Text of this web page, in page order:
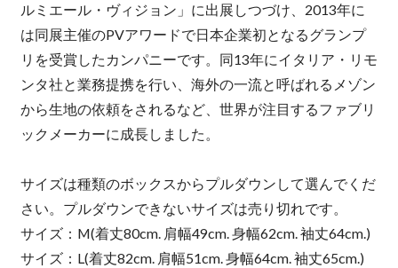
ルミエール・ヴィジョン」に出展しつづけ、2013年に
は同展主催のPVアワードで日本企業初となるグランプ
リを受賞したカンパニーです。同13年にイタリア・リモ
ンタ社と業務提携を行い、海外の一流と呼ばれるメゾン
から生地の依頼をされるなど、世界が注目するファブリ
ックメーカーに成長しました。
サイズは種類のボックスからプルダウンして選んでくだ
さい。プルダウンできないサイズは売り切れです。
サイズ：M(着丈80cm. 肩幅49cm. 身幅62cm. 袖丈64cm.)
サイズ：L(着丈82cm. 肩幅51cm. 身幅64cm. 袖丈65cm.)